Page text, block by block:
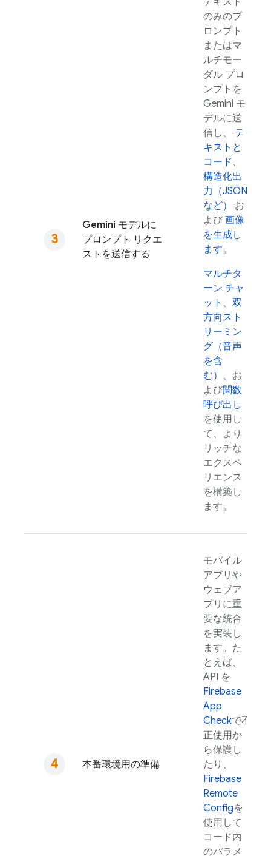
Gemini モデルに
プロンプト リクエ
ストを送信する
のみのプ
ロンプト
またはマ
ルチモー
ダル プロ
ンプトを
Gemini モ
デルに送
信し、 テ
キストと
コード 、
構造化出
力（JSON
など）
お
よび 画像
を生成し
ます。
マルチタ
ーン チャ
ット 、 双
方向スト
リーミン
グ（音声
を含
む） 、お
よび関数
呼び出し
を使用し
て、より
リッチな
エクスペ
リエンス
を構築し
ます。
本番環境用の準備
モバイル
アプリや
ウェブア
プリに重
要な統合
を実装し
ます。た
とえば、
API を
Firebase
App
Checkで不
正使用か
ら保護し
たり、
Firebase
Remote
Configを
使用して
コード内
のパラメ